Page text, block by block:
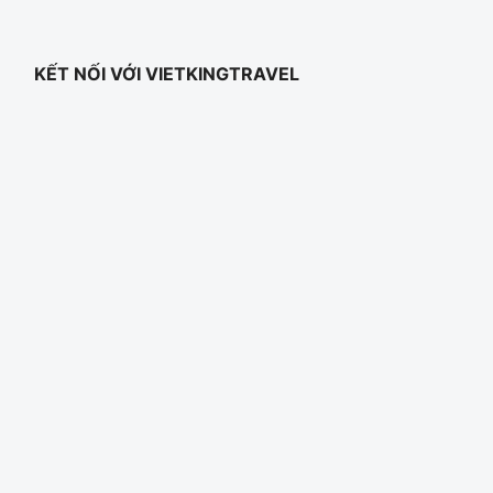
KẾT NỐI VỚI VIETKINGTRAVEL